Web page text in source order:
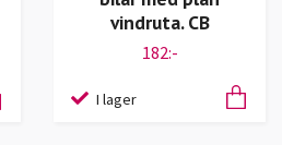
vindruta. CB
182:-
I lager